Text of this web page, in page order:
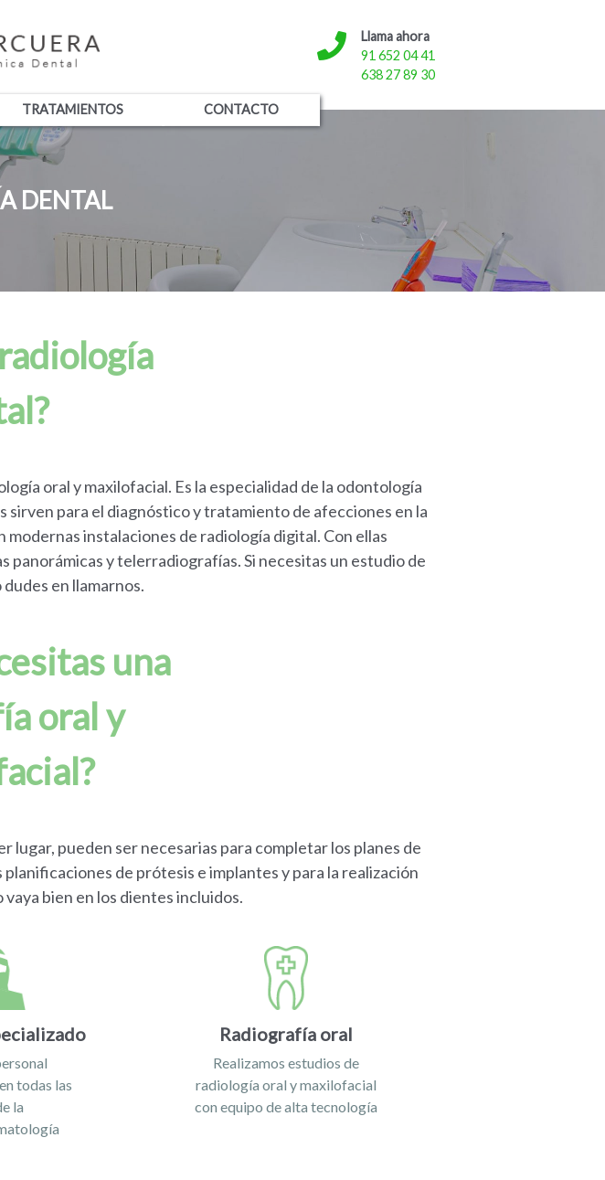
TRATAMIENTOS CONTACTO
Llama ahora
91 652 04 41
638 27 89 30
DENTAL
oral y maxilofacial. Es la especialidad de la odontología
para el diagnóstico y tratamiento de afecciones en la
instalaciones de radiología digital. Con ellas
y telerradiografías. Si necesitas un estudio de
en llamarnos.
una
oral y
pueden ser necesarias para completar los planes de
de prótesis e implantes y para la realización
bien en los dientes incluidos.
todas las
la
Radiografía oral
Realizamos estudios de
radiología oral y maxilofacial
con equipo de alta tecnología